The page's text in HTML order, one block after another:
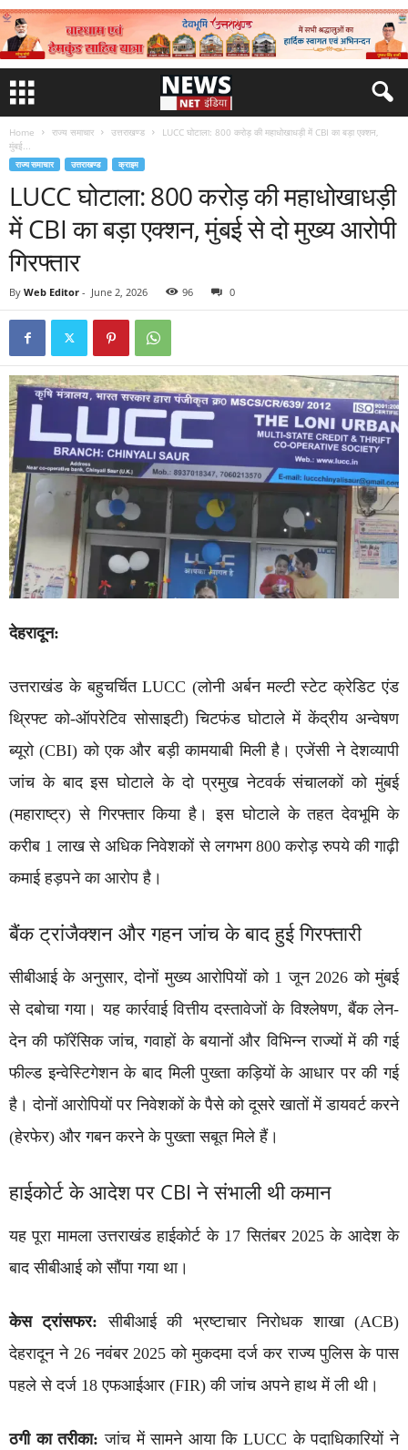
Home राज्य समाचार उत्तराखण्ड
LUCC घोटाला: 800 करोड़ की महाधोखाधड़ी में CBI का बड़ा एक्शन,
मुंबई...
राज्य समाचार उत्तराखण्ड क्राइम
LUCC घोटाला: 800 करोड़ की महाधोखाधड़ी
में CBI का बड़ा एक्शन, मुंबई से दो मुख्य आरोपी
गिरफ्तार
By Web Editor - June 2, 2026 96 0
देहरादून:
उत्तराखंड के बहुचर्चित LUCC (लोनी अर्बन मल्टी स्टेट क्रेडिट एंड
थ्रिफ्ट को-ऑपरेटिव सोसाइटी) चिटफंड घोटाले में केंद्रीय अन्वेषण
ब्यूरो (CBI) को एक और बड़ी कामयाबी मिली है। एजेंसी ने देशव्यापी
जांच के बाद इस घोटाले के दो प्रमुख नेटवर्क संचालकों को मुंबई
(महाराष्ट्र) से गिरफ्तार किया है। इस घोटाले के तहत देवभूमि के
करीब 1 लाख से अधिक निवेशकों से लगभग 800 करोड़ रुपये की गाढ़ी
कमाई हड़पने का आरोप है।
बैंक ट्रांजैक्शन और गहन जांच के बाद हुई गिरफ्तारी
सीबीआई के अनुसार, दोनों मुख्य आरोपियों को 1 जून 2026 को मुंबई
से दबोचा गया। यह कार्रवाई वित्तीय दस्तावेजों के विश्लेषण, बैंक लेन-
देन की फॉरेंसिक जांच, गवाहों के बयानों और विभिन्न राज्यों में की गई
फील्ड इन्वेस्टिगेशन के बाद मिली पुख्ता कड़ियों के आधार पर की गई
है। दोनों आरोपियों पर निवेशकों के पैसे को दूसरे खातों में डायवर्ट करने
(हेरफेर) और गबन करने के पुख्ता सबूत मिले हैं।
हाईकोर्ट के आदेश पर CBI ने संभाली थी कमान
यह पूरा मामला उत्तराखंड हाईकोर्ट के 17 सितंबर 2025 के आदेश के
बाद सीबीआई को सौंपा गया था।
केस ट्रांसफर: सीबीआई की भ्रष्टाचार निरोधक शाखा (ACB)
देहरादून ने 26 नवंबर 2025 को मुकदमा दर्ज कर राज्य पुलिस के पास
पहले से दर्ज 18 एफआईआर (FIR) की जांच अपने हाथ में ली थी।
ठगी का तरीका: जांच में सामने आया कि LUCC के पदाधिकारियों ने